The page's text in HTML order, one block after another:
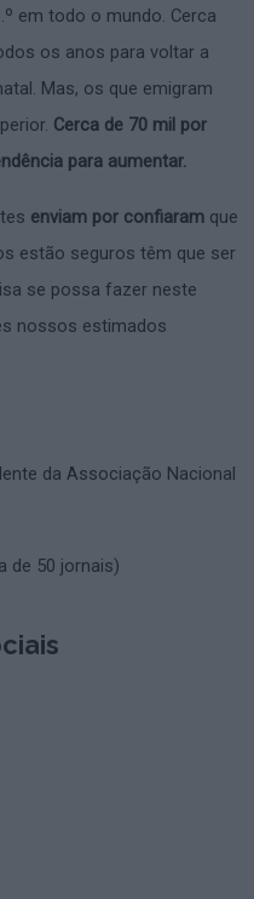
em todo o mundo. Cerca
os anos para voltar a
Mas, os que emigram
Cerca de 70 mil por
para aumentar.
enviam por confiaram que
estão seguros têm que ser
se possa fazer neste
nossos estimados
da Associação Nacional
de 50 jornais)